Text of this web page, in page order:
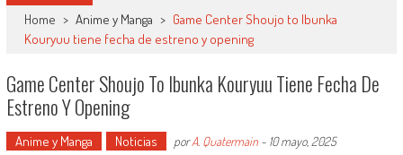
Home > Anime y Manga > Game Center Shoujo to Ibunka
Kouryuu tiene fecha de estreno y opening
Game Center Shoujo To Ibunka Kouryuu Tiene Fecha De
Estreno Y Opening
Anime y Manga Noticias porA. Quatermain- 10 mayo, 2025